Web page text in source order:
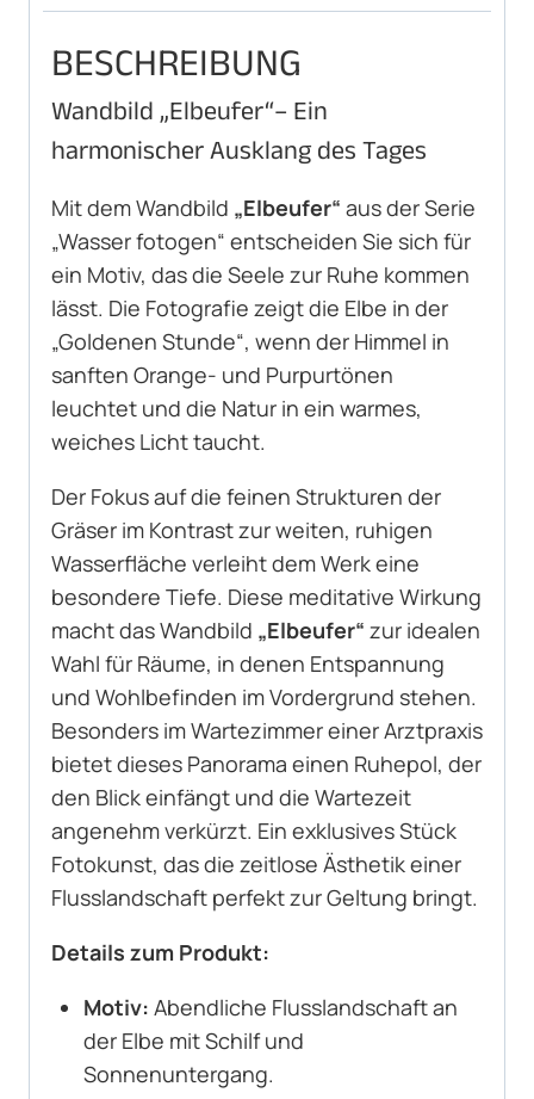
BESCHREIBUNG
Wandbild „Elbeufer“– Ein
harmonischer Ausklang des Tages
Mit dem Wandbild „Elbeufer“ aus der Serie
„Wasser fotogen“ entscheiden Sie sich für
ein Motiv, das die Seele zur Ruhe kommen
lässt. Die Fotografie zeigt die Elbe in der
„Goldenen Stunde“, wenn der Himmel in
sanften Orange- und Purpurtönen
leuchtet und die Natur in ein warmes,
weiches Licht taucht.
Der Fokus auf die feinen Strukturen der
Gräser im Kontrast zur weiten, ruhigen
Wasserfläche verleiht dem Werk eine
besondere Tiefe. Diese meditative Wirkung
macht das Wandbild „Elbeufer“ zur idealen
Wahl für Räume, in denen Entspannung
und Wohlbefinden im Vordergrund stehen.
Besonders im Wartezimmer einer Arztpraxis
bietet dieses Panorama einen Ruhepol, der
den Blick einfängt und die Wartezeit
angenehm verkürzt. Ein exklusives Stück
Fotokunst, das die zeitlose Ästhetik einer
Flusslandschaft perfekt zur Geltung bringt.
Details zum Produkt:
Motiv: Abendliche Flusslandschaft an
der Elbe mit Schilf und
Sonnenuntergang.